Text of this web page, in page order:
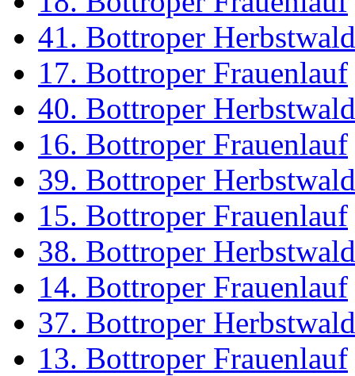
41. Bottroper
17. Bottroper Frauenlauf
40. Bottroper
16. Bottroper Frauenlauf
39. Bottroper
15. Bottroper Frauenlauf
38. Bottroper
14. Bottroper Frauenlauf
37. Bottroper
13. Bottroper Frauenlauf